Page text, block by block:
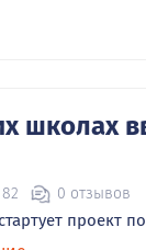
школах
82 0 отзывов
проект